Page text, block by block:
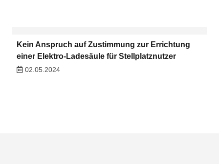
Kein Anspruch auf Zustimmung zur Errichtung
einer Elektro-Ladesäule für Stellplatznutzer
02.05.2024